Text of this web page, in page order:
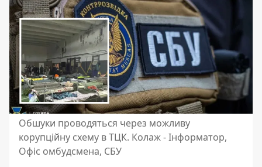
Обшуки проводяться через можливу
корупційну схему в ТЦК. Колаж - Інформатор,
Офіс омбудсмена, СБУ